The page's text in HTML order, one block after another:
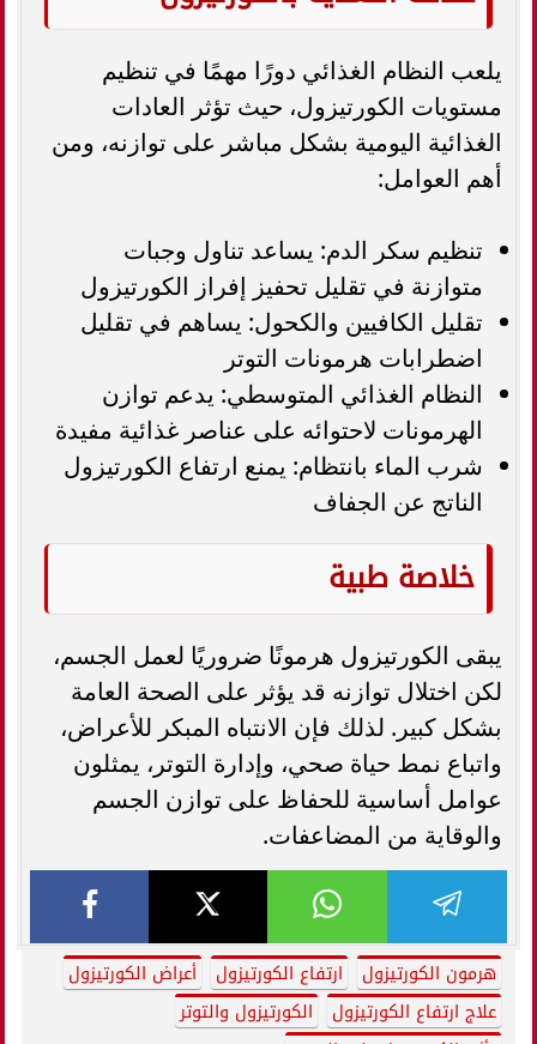
يلعب النظام الغذائي دورًا مهمًا في تنظيم
مستويات الكورتيزول، حيث تؤثر العادات
الغذائية اليومية بشكل مباشر على توازنه، ومن
أهم العوامل:
تنظيم سكر الدم: يساعد تناول وجبات
متوازنة في تقليل تحفيز إفراز الكورتيزول
تقليل الكافيين والكحول: يساهم في تقليل
اضطرابات هرمونات التوتر
النظام الغذائي المتوسطي: يدعم توازن
الهرمونات لاحتوائه على عناصر غذائية مفيدة
شرب الماء بانتظام: يمنع ارتفاع الكورتيزول
الناتج عن الجفاف
خلاصة طبية
يبقى الكورتيزول هرمونًا ضروريًا لعمل الجسم،
لكن اختلال توازنه قد يؤثر على الصحة العامة
بشكل كبير. لذلك فإن الانتباه المبكر للأعراض،
واتباع نمط حياة صحي، وإدارة التوتر، يمثلون
عوامل أساسية للحفاظ على توازن الجسم
والوقاية من المضاعفات.
هرمون الكورتيزول ارتفاع الكورتيزول
أعراض الكورتيزول
علاج ارتفاع الكورتيزول
الكورتيزول والتوتر